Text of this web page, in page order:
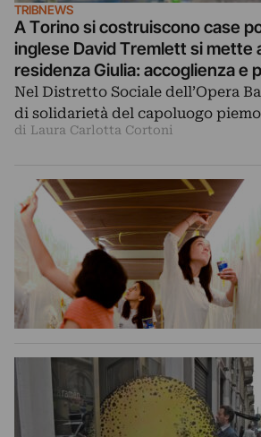
TRIBNEWS
A Torino si costruiscono case
inglese David Tremlett si mette
residenza Giulia: accoglienza e
Nel Distretto Sociale dell’Opera
di solidarietà del capoluogo
di Laura Carlotta Cortoni